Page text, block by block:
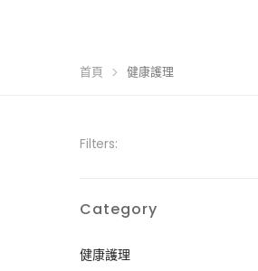
首頁 健康護理
Filters:
Category
健康護理